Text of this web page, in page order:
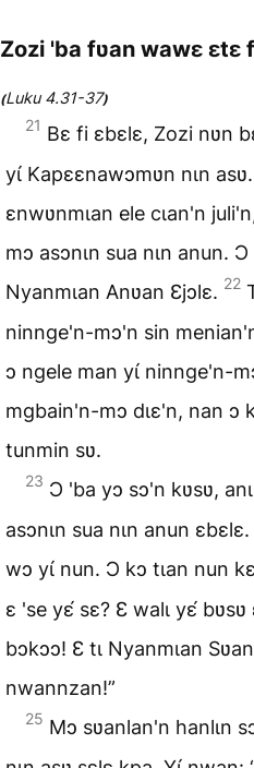
Zozi 'ba fʋan wawɛ ɛtɛ
(Luku 4.31-37)
21 Bɛ fi ɛbɛlɛ, Zozi nʋn
yɩ́ Kapɛɛnawɔmʋn nɩn
ɛnwʋnmɩan ele cɩan'n
mɔ asɔnɩn sua nɩn anun.
Nyanmɩan Anʋan Ɛjɔlɛ. 22
ninnge'n-mɔ'n sin
ɔ ngele man yɩ́ ninnge'n-
mgbain'n-mɔ dɩɛ'n, nan ɔ
tunmin sʋ.
23 Ɔ 'ba yɔ sɔ'n kʋsʋ,
asɔnɩn sua nɩn anun
wɔ yɩ́ nun. Ɔ kɔ tɩan nun
ɛ 'se yɛ́ sɛ? Ɛ walɩ yɛ́ bʋsʋ
bɔkɔɔ! Ɛ tɩ Nyanmɩan
nwannzan!”
25 Mɔ sʋanlan'n hanlɩn